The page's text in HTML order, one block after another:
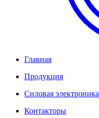
Главная
Продукция
Силовая электроника
Контакторы